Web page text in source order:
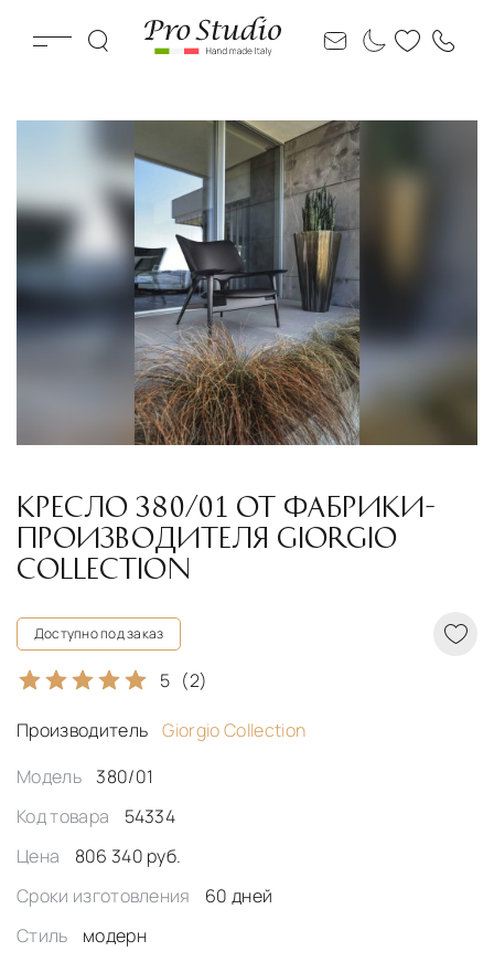
КРЕСЛО 380/01 ОТ ФАБРИКИ-
ПРОИЗВОДИТЕЛЯ GIORGIO
COLLECTION
Доступно под заказ
5 (2)
Производитель
Giorgio Collection
Модель
380/01
Код товара
54334
Цена
806 340 руб.
Сроки изготовления
60 дней
Стиль
модерн